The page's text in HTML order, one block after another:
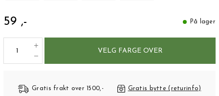
59 ,- På lager
VELG FARGE OVER
Gratis frakt over 1500,- Gratis bytte (returinfo)